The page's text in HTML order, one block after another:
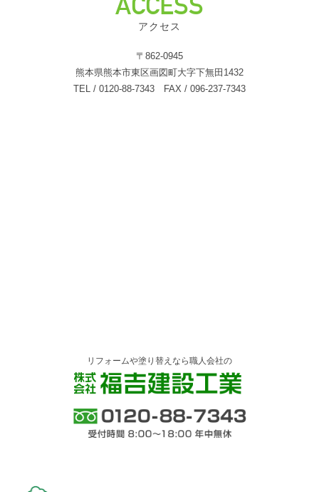
アクセス
〒862-0945
熊本県熊本市東区画図町大字下無田1432
TEL / 0120-88-7343 FAX / 096-237-7343
リフォームや塗り替えなら職人会社の